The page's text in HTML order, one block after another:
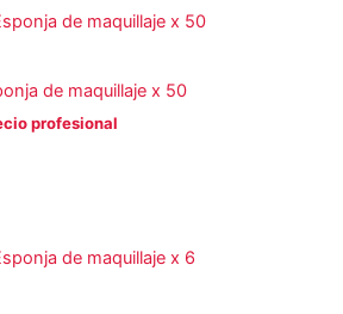
de maquillaje x 50
profesional